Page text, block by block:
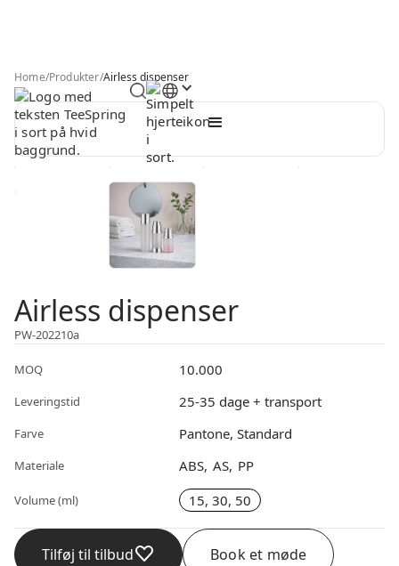
Home/Produkter/Airless dispenser
Airless dispenser
PW-202210a
MOQ 10.000
Leveringstid 25-35 dage + transport
Farve Pantone, Standard
Materiale ABS AS PP
Volume (ml) 15, 30, 50
Tilføj til tilbud Book et møde